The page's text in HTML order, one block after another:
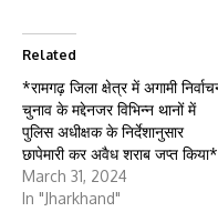
Related
*रामगढ़ जिला क्षेत्र में अगामी
चुनाव के मद्देनजर विभिन्न थानों में
पुलिस अधीक्षक के निर्देशानुसार
छापेमारी कर अवैध शराब जप्त किया*
March 31, 2024
In "Jharkhand"